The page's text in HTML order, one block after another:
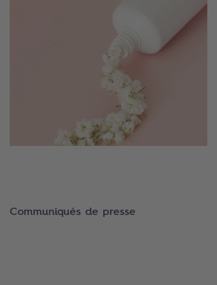
Communiqués de presse